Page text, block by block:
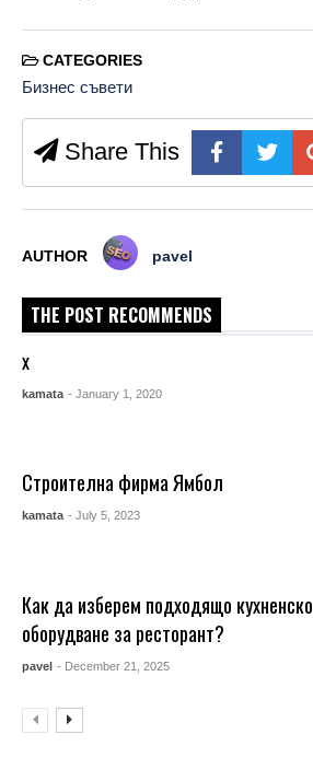
CATEGORIES
Бизнес съвети
Share This
AUTHOR pavel
THE POST RECOMMENDS
x
kamata - January 1, 2020
Строителна фирма Ямбол
kamata - July 5, 2023
Как да изберем подходящо кухненско
оборудване за ресторант?
pavel - December 21, 2025